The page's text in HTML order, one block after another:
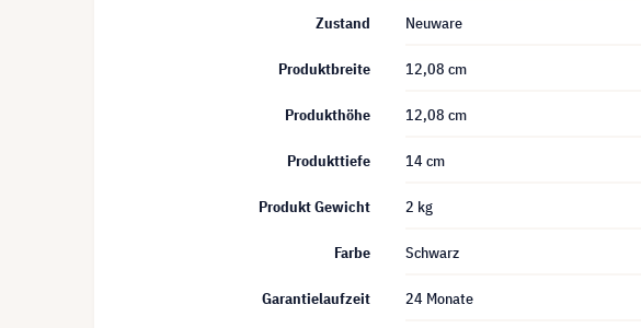
Zustand Neuware
Produktbreite 12,08 cm
Produkthöhe 12,08 cm
Produkttiefe 14 cm
Produkt Gewicht 2 kg
Farbe Schwarz
Garantielaufzeit 24 Monate